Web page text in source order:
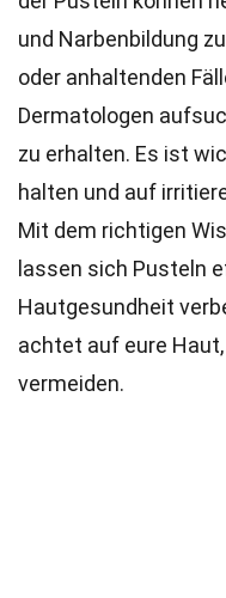
und Narbenbildung
oder anhaltenden
Dermatologen
zu erhalten. Es ist
halten und auf
Mit dem richtigen
lassen sich Pusteln
Hautgesundheit
achtet auf eure
vermeiden.